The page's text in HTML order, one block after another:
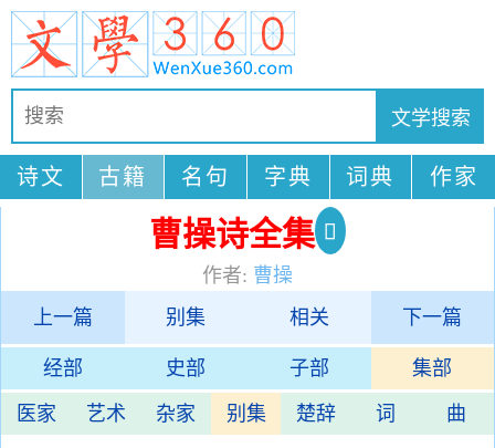
诗文 古籍 名句 字典 词典 作家
曹操诗全集
作者: 曹操
上一篇
别集 相关 下一篇
经部 史部 子部 集部
医家 艺术 杂家 别集 楚辞 词 曲